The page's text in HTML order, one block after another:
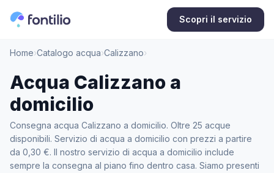
Scopri il servizio
Home›Catalogo acqua›Calizzano›
Acqua Calizzano a
domicilio
Consegna acqua Calizzano a domicilio. Oltre 25 acque
disponibili. Servizio di acqua a domicilio con prezzi a partire
da 0,30 €. Il nostro servizio di acqua a domicilio include
sempre la consegna al piano fino dentro casa. Siamo presenti